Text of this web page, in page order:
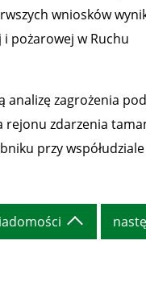
wniosków
pożarowej w Ruchu
analizę zagrożenia
rejonu zdarzenia
przy współudziale